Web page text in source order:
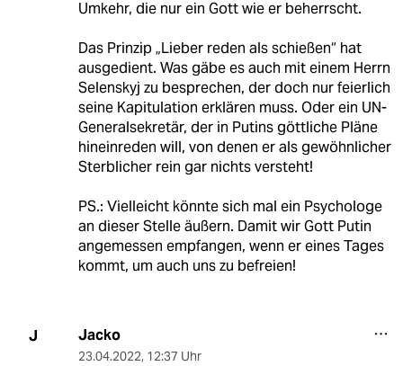
Umkehr, die nur ein Gott wie er beherrscht.
Das Prinzip „Lieber reden als schießen“ hat
ausgedient. Was gäbe es auch mit einem Herrn
Selenskyj zu besprechen, der doch nur feierlich
seine Kapitulation erklären muss. Oder ein UN-
Generalsekretär, der in Putins göttliche Pläne
hineinreden will, von denen er als gewöhnlicher
Sterblicher rein gar nichts versteht!
PS.: Vielleicht könnte sich mal ein Psychologe
an dieser Stelle äußern. Damit wir Gott Putin
angemessen empfangen, wenn er eines Tages
kommt, um auch uns zu befreien!
J Jacko
23.04.2022, 12:37 Uhr